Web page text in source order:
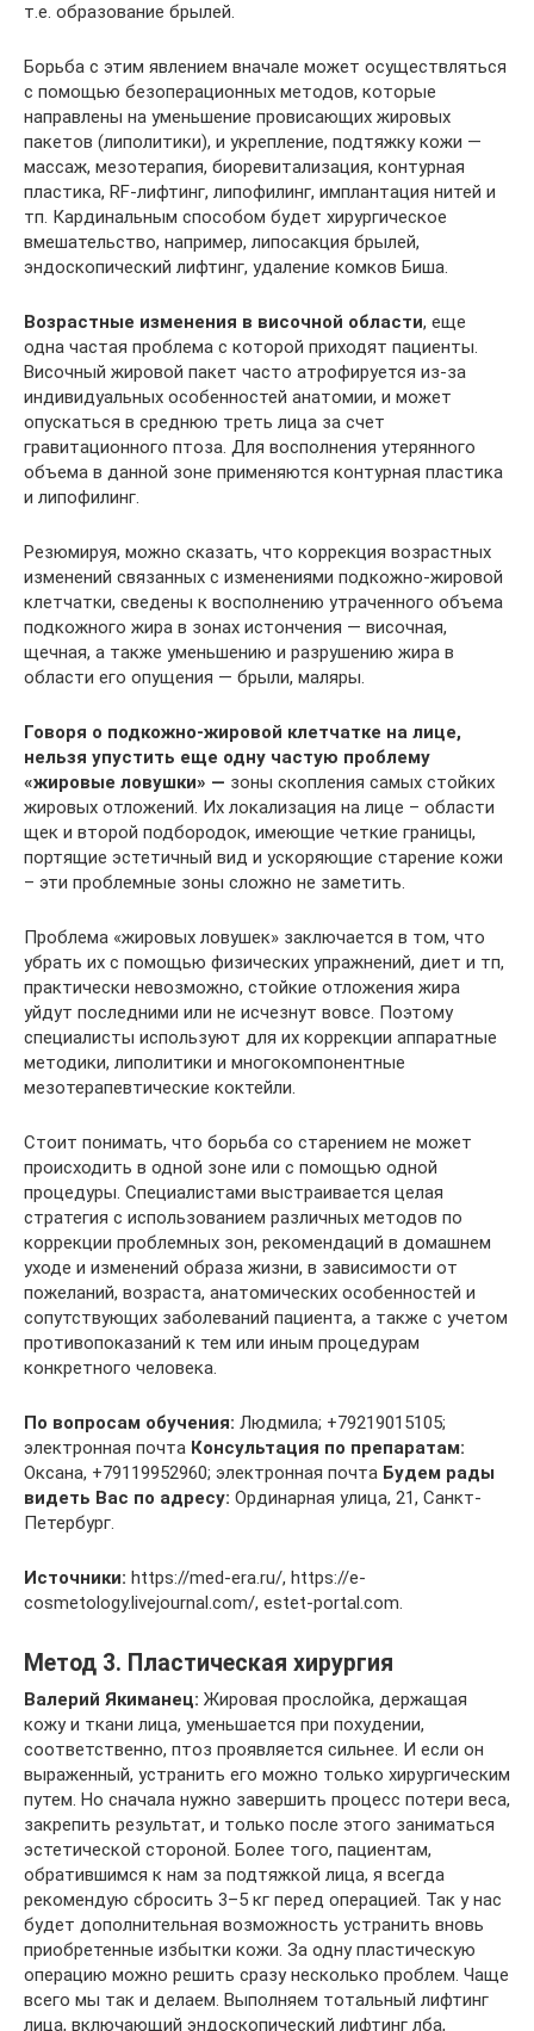
т.е. образование брылей.
Борьба с этим явлением вначале может осуществляться
с помощью безоперационных методов, которые
направлены на уменьшение провисающих жировых
пакетов (липолитики), и укрепление, подтяжку кожи —
массаж, мезотерапия, биоревитализация, контурная
пластика, RF-лифтинг, липофилинг, имплантация нитей и
тп. Кардинальным способом будет хирургическое
вмешательство, например, липосакция брылей,
эндоскопический лифтинг, удаление комков Биша.
Возрастные изменения в височной области, еще
одна частая проблема с которой приходят пациенты.
Височный жировой пакет часто атрофируется из-за
индивидуальных особенностей анатомии, и может
опускаться в среднюю треть лица за счет
гравитационного птоза. Для восполнения утерянного
объема в данной зоне применяются контурная пластика
и липофилинг.
Резюмируя, можно сказать, что коррекция возрастных
изменений связанных с изменениями подкожно-жировой
клетчатки, сведены к восполнению утраченного объема
подкожного жира в зонах истончения — височная,
щечная, а также уменьшению и разрушению жира в
области его опущения — брыли, маляры.
Говоря о подкожно-жировой клетчатке на лице,
нельзя упустить еще одну частую проблему
«жировые ловушки» — зоны скопления самых стойких
жировых отложений. Их локализация на лице – области
щек и второй подбородок, имеющие четкие границы,
портящие эстетичный вид и ускоряющие старение кожи
– эти проблемные зоны сложно не заметить.
Проблема «жировых ловушек» заключается в том, что
убрать их с помощью физических упражнений, диет и тп,
практически невозможно, стойкие отложения жира
уйдут последними или не исчезнут вовсе. Поэтому
специалисты используют для их коррекции аппаратные
методики, липолитики и многокомпонентные
мезотерапевтические коктейли.
Стоит понимать, что борьба со старением не может
происходить в одной зоне или с помощью одной
процедуры. Специалистами выстраивается целая
стратегия с использованием различных методов по
коррекции проблемных зон, рекомендаций в домашнем
уходе и изменений образа жизни, в зависимости от
пожеланий, возраста, анатомических особенностей и
сопутствующих заболеваний пациента, а также с учетом
противопоказаний к тем или иным процедурам
конкретного человека.
По вопросам обучения: Людмила; +79219015105;
электронная почта Консультация по препаратам:
Оксана, +79119952960; электронная почта Будем рады
видеть Вас по адресу: Ординарная улица, 21, Санкт-
Петербург.
Источники: https://med-era.ru/, https://e-
cosmetology.livejournal.com/, estet-portal.com.
Метод 3. Пластическая хирургия
Валерий Якиманец: Жировая прослойка, держащая
кожу и ткани лица, уменьшается при похудении,
соответственно, птоз проявляется сильнее. И если он
выраженный, устранить его можно только хирургическим
путем. Но сначала нужно завершить процесс потери веса,
закрепить результат, и только после этого заниматься
эстетической стороной. Более того, пациентам,
обратившимся к нам за подтяжкой лица, я всегда
рекомендую сбросить 3–5 кг перед операцией. Так у нас
будет дополнительная возможность устранить вновь
приобретенные избытки кожи. За одну пластическую
операцию можно решить сразу несколько проблем. Чаще
всего мы так и делаем. Выполняем тотальный лифтинг
лица, включающий эндоскопический лифтинг лба,